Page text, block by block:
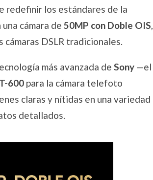
redefinir los estándares de la
cámara de 50MP con Doble OIS,
DSLR tradicionales.
más avanzada de Sony —el
600 para la cámara telefoto
claras y nítidas en una variedad
detallados.